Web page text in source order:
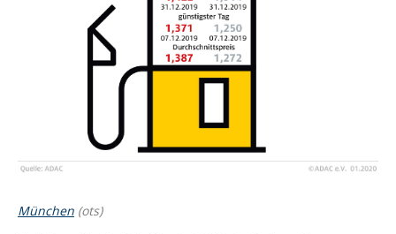
München (ots)